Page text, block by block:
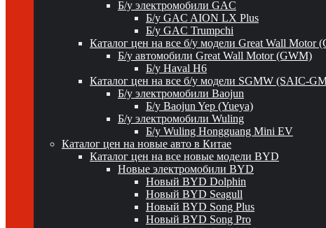
Б/у электромобили GAC
Б/у GAC AION LX Plus
Б/у GAC Trumpchi
Каталог цен на все б/у модели Great Wall Motor
Б/у автомобили Great Wall Motor (GWM)
Б/у Haval H6
Каталог цен на все б/у модели SGMW (SAIC-
Б/у электромобили Baojun
Б/у Baojun Yep (Yueya)
Б/у электромобили Wuling
Б/у Wuling Hongguang Mini EV
Каталог цен на новые авто в Китае
Каталог цен на все новые модели BYD
Новые электромобили BYD
Новый BYD Dolphin
Новый BYD Seagull
Новый BYD Song Plus
Новый BYD Song Pro